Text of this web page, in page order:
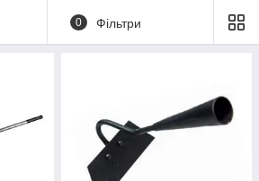
0 Фільтри